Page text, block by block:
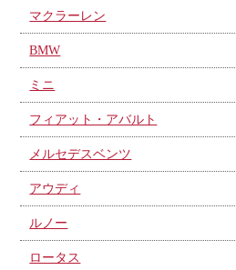
マクラーレン
BMW
ミニ
フィアット・アバルト
メルセデスベンツ
アウディ
ルノー
ロータス